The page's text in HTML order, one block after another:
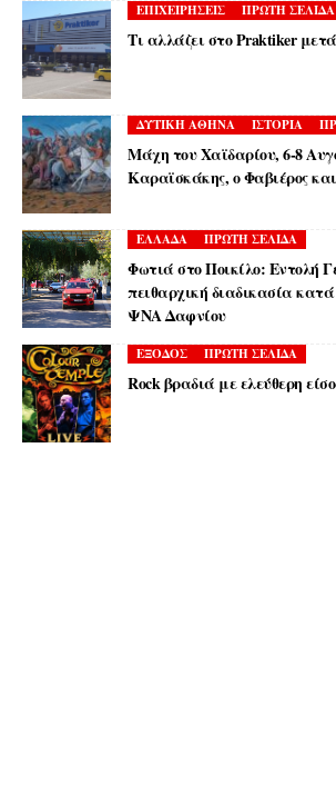
ΕΠΙΧΕΙΡΗΣΕΙΣ ΠΡΩΤΗ ΣΕΛΙΔΑ
Τι αλλάζει στο Praktiker
ΔΥΤΙΚΗ ΑΘΗΝΑ ΙΣΤΟΡΙΑ
Μάχη του Χαϊδαρίου, 6-8
Καραϊσκάκης, ο Φαβιέρος
ΕΛΛΑΔΑ ΠΡΩΤΗ ΣΕΛΙΔΑ
Φωτιά στο Ποικίλο: Εντολή
πειθαρχική διαδικασία
ΨΝΑ Δαφνίου
ΕΞΟΔΟΣ ΠΡΩΤΗ ΣΕΛΙΔΑ
Rock βραδιά με ελεύθερη